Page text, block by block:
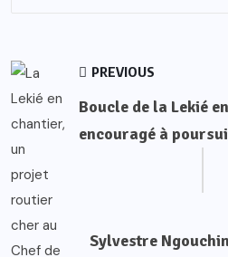
PREVIOUS
Boucle de la Lekié
encouragé à
Sylvestre